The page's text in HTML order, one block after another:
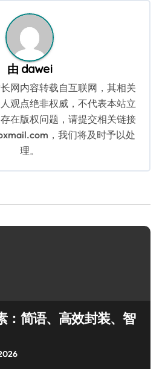
由 dawei
长网内容转载自互联网，其相关
观点绝非权威，不代表本站立
在版权问题，请提交相关链接
，我们将及时予以处
理。
：简语、高效封装、智